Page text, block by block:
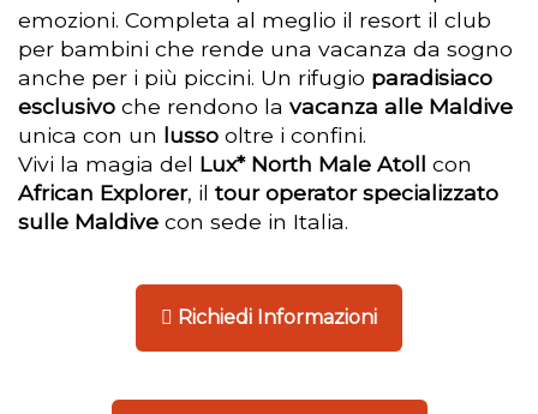
emozioni. Completa al meglio il resort il club
per bambini che rende una vacanza da sogno
anche per i più piccini. Un rifugio paradisiaco
esclusivo che rendono la vacanza alle Maldive
unica con un lusso oltre i confini.
Vivi la magia del Lux* North Male Atoll con
African Explorer, il tour operator specializzato
sulle Maldive con sede in Italia.
Richiedi Informazioni